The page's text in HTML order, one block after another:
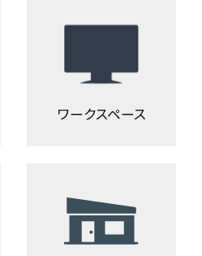
ワークスペース